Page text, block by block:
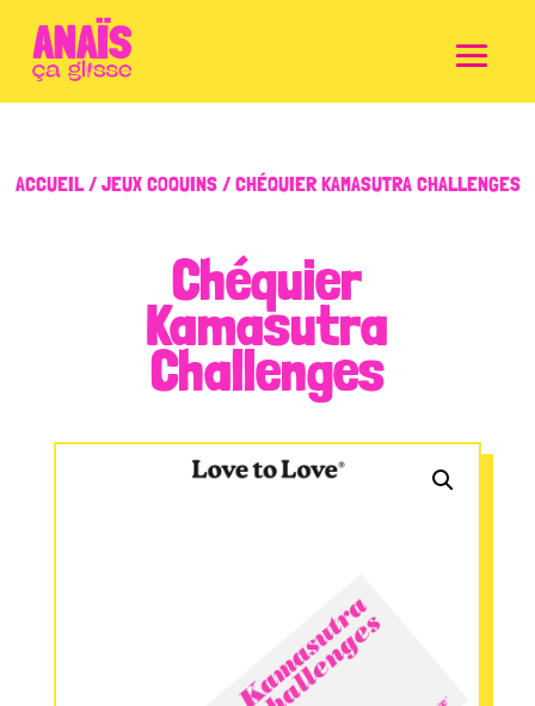
ACCUEIL/JEUX COQUINS/ CHÉQUIER KAMASUTRA CHALLENGES
Chéquier
Kamasutra
Challenges